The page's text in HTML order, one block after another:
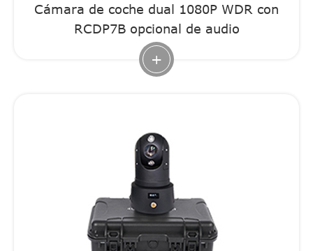
Cámara de coche dual 1080P WDR con
RCDP7B opcional de audio
+